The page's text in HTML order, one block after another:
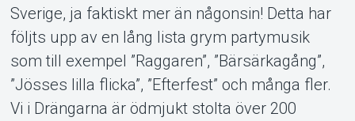
Sverige, ja faktiskt mer än någonsin! Detta har
följts upp av en lång lista grym partymusik
som till exempel ”Raggaren”, ”Bärsärkagång”,
”Jösses lilla flicka”, ”Efterfest” och många fler.
Vi i Drängarna är ödmjukt stolta över 200